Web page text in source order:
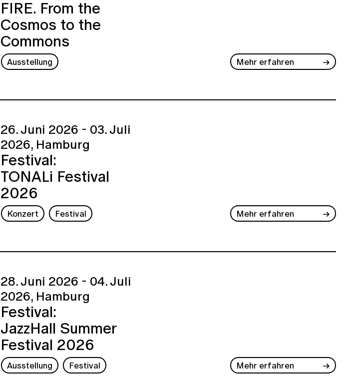
FIRE. From the
Cosmos to the
Commons
Ausstellung Mehr erfahren
26. Juni 2026 - 03. Juli
2026, Hamburg
Festival:
TONALi Festival
2026
Konzert Festival Mehr erfahren
28. Juni 2026 - 04. Juli
2026, Hamburg
Festival:
JazzHall Summer
Festival 2026
Ausstellung Festival Mehr erfahren